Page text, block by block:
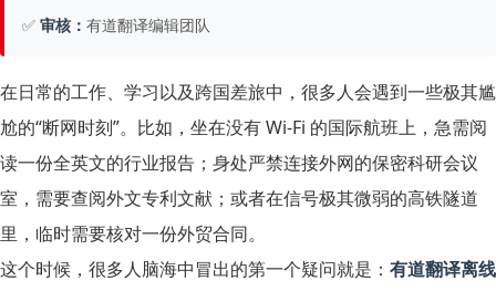
✅ 审核： 有道翻译编辑团队
在日常的工作、学习以及跨国差旅中，很多人会遇到一些极其尴
尬的“断网时刻”。比如，坐在没有 Wi-Fi 的国际航班上，急需阅
读一份全英文的行业报告；身处严禁连接外网的保密科研会议
室，需要查阅外文专利文献；或者在信号极其微弱的高铁隧道
里，临时需要核对一份外贸合同。
这个时候，很多人脑海中冒出的第一个疑问就是： 有道翻译离线